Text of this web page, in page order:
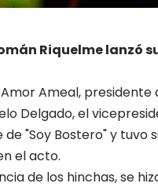
Riquelme lanzó
Ameal, presidente
Delgado, el
"Soy Bostero" y tuvo
el acto.
de los hinchas, se